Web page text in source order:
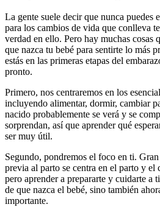
La gente suele decir que nunca puedes
para los cambios de vida que conlleva
verdad en ello. Pero hay muchas cosas
que nazca tu bebé para sentirte lo más
estás en las primeras etapas del
pronto.
Primero, nos centraremos en los
incluyendo alimentar, dormir, cambiar
nacido probablemente se verá y se
sorprendan, así que aprender qué
ser muy útil.
Segundo, pondremos el foco en ti.
previa al parto se centra en el parto y el
pero aprender a prepararte y cuidarte
de que nazca el bebé, sino también
importante.